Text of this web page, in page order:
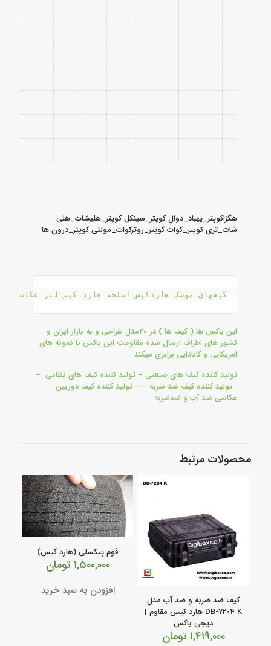
هگزاکوپتر_پهباد_دوال کوپتر_سینکل کوپتر_هلیشات_هلی
شات_تری کوپتر_کوات کوپتر_روترکوات_مولتی کوپتر_درون ها
این باکس ها ( کیف ها ) در ۲۰مدل طراحی و به بازار ایران و
کشور های اطراف ارسال شده مقاومت این باکس با نمونه های
امریکایی و کانادایی برابری میکند
تولید کننده کیف های صنعتی – تولید کننده کیف های نظامی –
تولید کننده کیف ضد ضربه – – تولید کننده کیف دوربین
عکاسی ضد آب و ضدضربه
محصولات مرتبط
کیف ضد ضربه و ضد آب مدل
DB‑7204 K هارد کیس مقاوم |
دیجی باکس
۱,۴۱۹,۰۰۰ تومان
فوم پیکسلی (هارد کیس)
۱,۵۰۰,۰۰۰ تومان
افزودن به سبد خرید